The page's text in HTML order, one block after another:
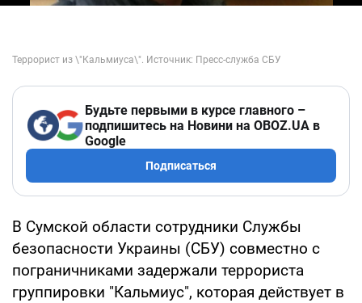
Будьте первыми в курсе главного –
подпишитесь на Новини на OBOZ.UA в
Google
Подписаться
В Сумской области сотрудники Службы
безопасности Украины (СБУ) совместно с
пограничниками задержали террориста
группировки "Кальмиус", которая действует в